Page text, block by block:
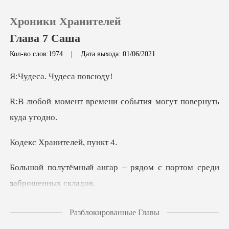
Пополнить
Выйти
Хроники Хранителей
Глава 7 Саша
Кол-во слов:1974 | Дата выхода: 01/06/2021
. Чудеса
мени события могут п
анителей,
ар – рядом с портом ср
зали к двум стульям,
Разблокированные Главы